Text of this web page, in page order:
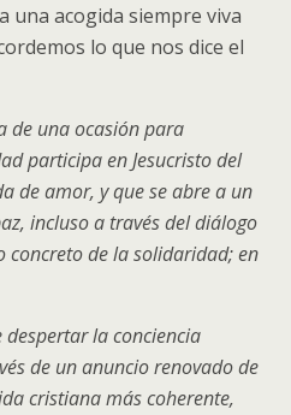
una acogida siempre viva
lo que nos dice el
de una ocasión para
participa en Jesucristo del
de amor, y que se abre a un
incluso a través del diálogo
concreto de la solidaridad; en
la conciencia
de un anuncio renovado de
cristiana más coherente,